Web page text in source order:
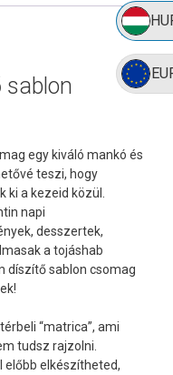
sablon
egy kiváló mankó és
teszi, hogy
a kezeid közül.
napi
desszertek,
a tojáshab
díszítő sablon csomag
“matrica”, ami
tudsz rajzolni.
előbb elkészítheted,